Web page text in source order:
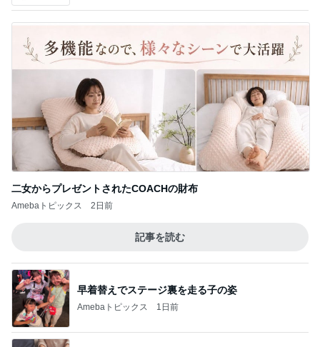
二女からプレゼントされたCOACHの財布
Amebaトピックス 2日前
記事を読む
早着替えでステージ裏を走る子の姿
Amebaトピックス 1日前